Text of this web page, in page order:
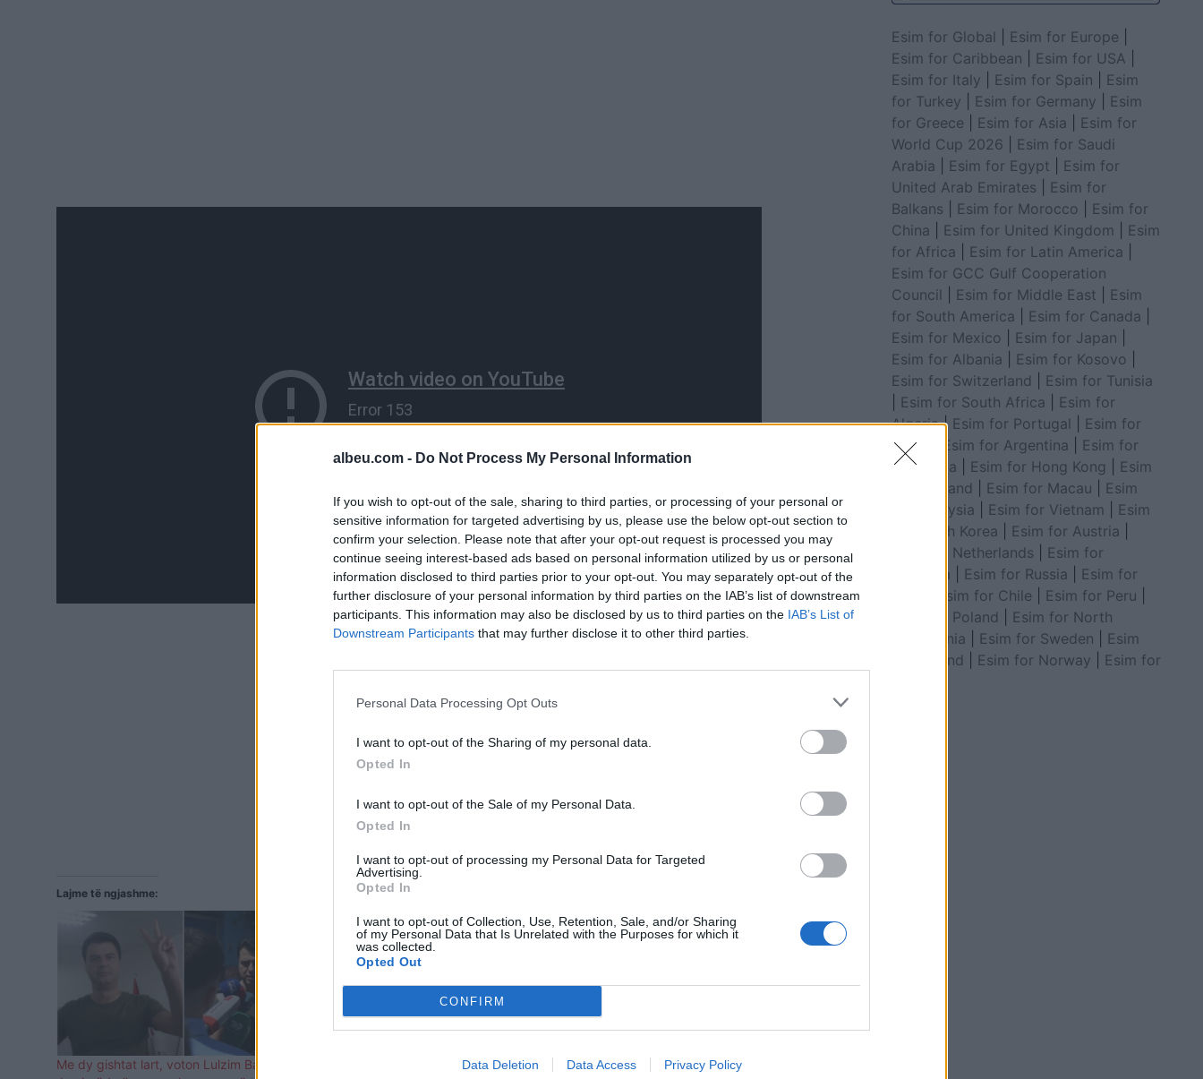
albeu.com - Do Not Process My Personal Information
If you wish to opt-out of the sale, sharing to third parties, or processing of your personal or
sensitive information for targeted advertising by us, please use the below opt-out section to
confirm your selection. Please note that after your opt-out request is processed you may
continue seeing interest-based ads based on personal information utilized by us or personal
information disclosed to third parties prior to your opt-out. You may separately opt-out of the
further disclosure of your personal information by third parties on the IAB’s list of downstream
participants. This information may also be disclosed by us to third parties on the IAB’s List of
Downstream Participants that may further disclose it to other third parties.
Personal Data Processing Opt Outs
I want to opt-out of the Sharing of my personal data.
Opted In
I want to opt-out of the Sale of my Personal Data.
Opted In
I want to opt-out of processing my Personal Data for Targeted
Advertising.
Opted In
I want to opt-out of Collection, Use, Retention, Sale, and/or Sharing
of my Personal Data that Is Unrelated with the Purposes for which it
was collected.
Opted Out
CONFIRM
Data Deletion Data Access Privacy Policy
Lajme të ngjashme:
Me dy gishtat lart, voton Lulzim Basha:
Kushëriri i Ramës takon Bashën: Asnjë nga
Sfidon Ramën për kryeministër, voton i
Esim for Global Esim for Europe
Esim for Caribbean
Esim for USA
Esim for Italy
Esim for Spain
Esim
for Turkey
Esim for Germany
Esim
for Greece
Esim for Asia
Esim for
World Cup 2026
Esim for Saudi
Arabia
Esim for Egypt
Esim for
United Arab Emirates
Esim for
Balkans
Esim for Morocco
Esim for
China
Esim for United Kingdom
Esim
for Africa
Esim for Latin America
Esim for GCC Gulf Cooperation
Council
Esim for Middle East
Esim
for South America
Esim for Canada
Esim for Mexico
Esim for Japan
Esim for Albania
Esim for Kosovo
Esim for Switzerland
Esim for Tunisia
Esim for South Africa
Esim for
Algeria| Esim for Portugal
Esim for
Brazil
Esim for Argentina
Esim for
Colombia
Esim for Hong Kong
Esim
for Thailand
Esim for Macau
Esim
for Malaysia
Esim for Vietnam
Esim
for South Korea
Esim for Austria
Esim for Netherlands
Esim for
Australia
Esim for Russia
Esim for
Esim for Chile Esim for Peru
Esim for Poland
Esim for North
Macedonia
Esim for Sweden
Esim
for Finland
Esim for Norway
Esim for